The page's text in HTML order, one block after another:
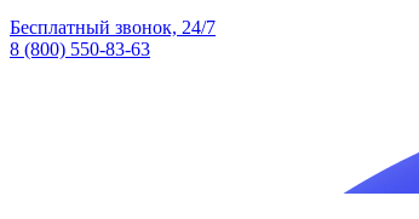
Бесплатный звонок, 24/7
8 (800) 550-83-63